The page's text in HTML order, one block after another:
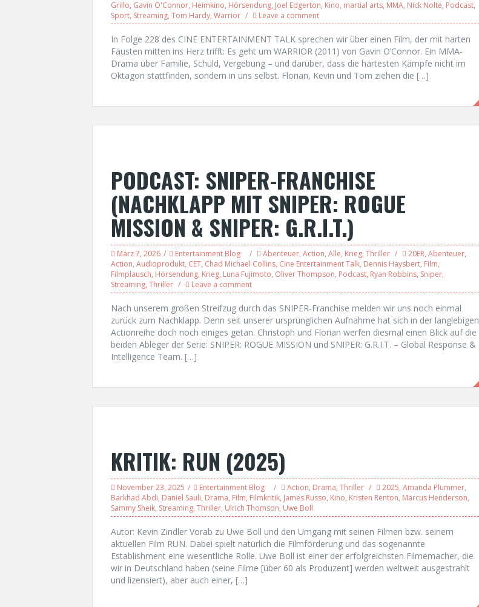
Grillo, Gavin O'Connor, Heimkino, Hörsendung, Joel Edgerton, Kino, martial arts, MMA, Nick Nolte, Podcast,
Sport, Streaming, Tom Hardy, Warrior Leave a comment
In Folge 228 des CINE ENTERTAINMENT TALK sprechen wir über einen Film, der mit harten
Fäusten mitten ins Herz trifft: Es geht um WARRIOR (2011) von Gavin O’Connor. Ein MMA-
Drama über Familie, Schuld, Vergebung – und darüber, dass die härtesten Kämpfe nicht im
Oktagon stattfinden, sondern in uns selbst. Florian, Kevin und Tom ziehen die […]
PODCAST: SNIPER-FRANCHISE
(NACHKLAPP MIT SNIPER: ROGUE
MISSION & SNIPER: G.R.I.T.)
März 7, 2026 Entertainment Blog Abenteuer, Action, Alle, Krieg, Thriller 20ER, Abenteuer,
Action, Audioprodukt, CET, Chad Michael Collins, Cine Entertainment Talk, Dennis Haysbert, Film,
Filmplausch, Hörsendung, Krieg, Luna Fujimoto, Oliver Thompson, Podcast, Ryan Robbins, Sniper,
Streaming, Thriller Leave a comment
Nach unserem großen Streifzug durch das SNIPER-Franchise melden wir uns noch einmal
zurück zum Nachklapp. Denn seit unserer ursprünglichen Aufnahme hat sich in der langlebigen
Actionreihe doch noch einiges getan. Christoph und Florian werfen diesmal einen Blick auf die
beiden Ableger der Serie: SNIPER: ROGUE MISSION und SNIPER: G.R.I.T. – Global Response &
Intelligence Team. […]
KRITIK: RUN (2025)
November 23, 2025 Entertainment Blog Action, Drama, Thriller 2025, Amanda Plummer,
Barkhad Abdi, Daniel Sauli, Drama, Film, Filmkritik, James Russo, Kino, Kristen Renton, Marcus Henderson,
Sammy Sheik, Streaming, Thriller, Ulrich Thomson, Uwe Boll
Autor: Kevin Zindler Vorab zu Uwe Boll und den Umgang mit seinen Filmen bzw. seinem
aktuellen Film RUN. Dabei spielt natürlich die Filmförderung und das sogenannte
Establishment eine wesentliche Rolle. Uwe Boll ist einer der erfolgreichsten Filmemacher, die
wir in Deutschland haben (seine Filme [über 60 als Produzent] werden weltweit ausgestrahlt
und lizensiert), aber auch einer, […]